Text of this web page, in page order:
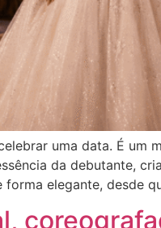
uma data. É um
da debutante,
forma elegante, desde